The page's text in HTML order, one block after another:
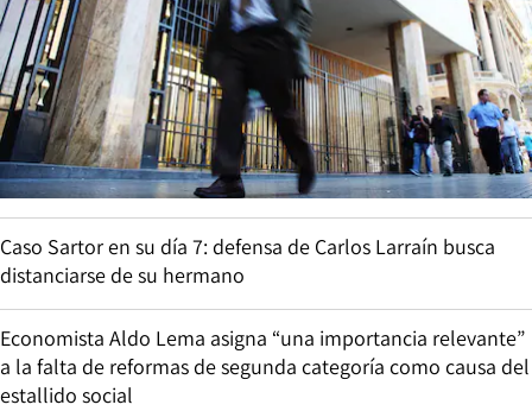
Caso Sartor en su día 7: defensa de Carlos Larraín busca
distanciarse de su hermano
Economista Aldo Lema asigna “una importancia relevante”
a la falta de reformas de segunda categoría como causa del
estallido social